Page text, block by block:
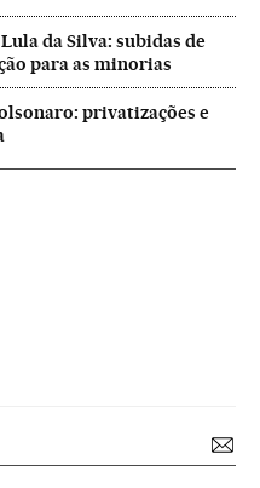
da Silva: subidas de
para as minorias
privatizações e